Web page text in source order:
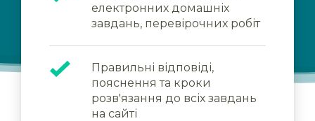
електронних домашніх
завдань, перевірочних робіт
Правильні відповіді,
пояснення та кроки
розв'язання до всіх завдань
на сайті